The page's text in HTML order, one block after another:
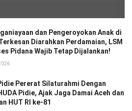
dan Pengeroyokan Anak di
Diarahkan Perdamaian, LSM
Pidana Wajib Tetap Dijalankan!
Pererat Silaturahmi Dengan
Pidie, Ajak Jaga Damai Aceh dan
HUT RI ke-81